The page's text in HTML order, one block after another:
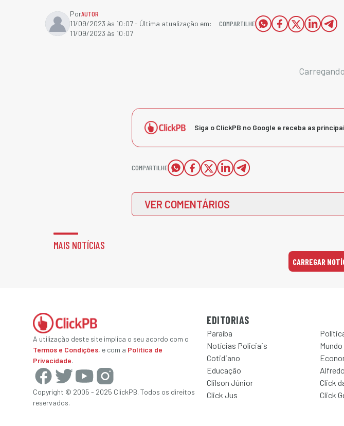
PorAUTOR
11/09/2023 às 10:07- Última atualização em:
11/09/2023 às 10:07
COMPARTILHE
Siga o ClickPB no Google e receba as
COMPARTILHE
VER COMENTÁRIOS
MAIS NOTÍCIAS
CARREGAR
A utilização deste site implica o seu acordo com o
Termos e Condições, e com a Política de
Privacidade.
Copyright © 2005 - 2025 ClickPB. Todos os direitos
reservados.
EDITORIAS
Paraíba
Notícias Policiais
Mundo
Cotidiano
Educação
Clilson Júnior
Click
Click Jus
Click